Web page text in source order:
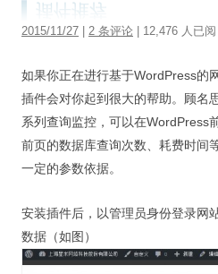
2015/11/27 2 条评论 | 12,476 人已阅
如果你正在进行基于WordPress的
插件会对你起到很大的帮助。顾名
系列查询监控，可以在WordPress
前页的数据库查询次数、耗费时间
一定的参数依据。
安装插件后，以管理员身份登录网
数据（如图）